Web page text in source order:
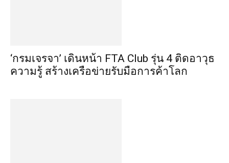
‘กรมเจรจา’ เดินหน้า FTA Club รุ่น 4 ติดอาวุธ
ความรู้ สร้างเครือข่ายรับมือการค้าโลก